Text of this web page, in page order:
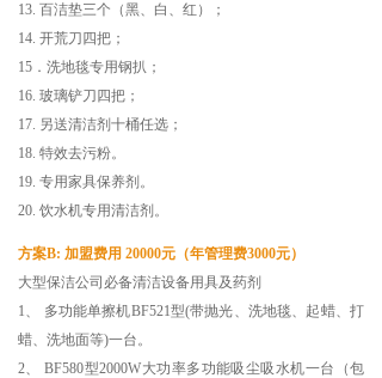
13. 百洁垫三个（黑、白、红）；
14. 开荒刀四把；
15．洗地毯专用钢扒；
16. 玻璃铲刀四把；
17. 另送清洁剂十桶任选；
18. 特效去污粉。
19. 专用家具保养剂。
20. 饮水机专用清洁剂。
方案B: 加盟费用 20000元（年管理费3000元）
大型保洁公司必备清洁设备用具及药剂
1、 多功能单擦机BF521型(带抛光、洗地毯、起蜡、打
蜡、洗地面等)一台。
2、 BF580型2000W大功率多功能吸尘吸水机一台（包